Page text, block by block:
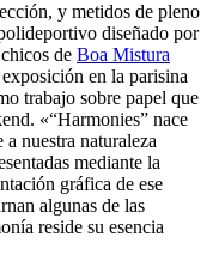
y metidos de pleno
diseñado por
de Boa Mistura
en la parisina
trabajo sobre papel que
«“Harmonies” nace
nuestra naturaleza
mediante la
gráfica de ese
algunas de las
reside su esencia